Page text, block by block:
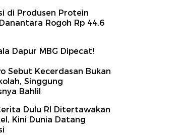
di Produsen Protein
Rogoh Rp 44,6
Dapur MBG Dipecat!
Sebut Kecerdasan Bukan
Singgung
Bahlil
Dulu RI Ditertawakan
Kini Dunia Datang